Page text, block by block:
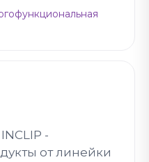
-
от линейки